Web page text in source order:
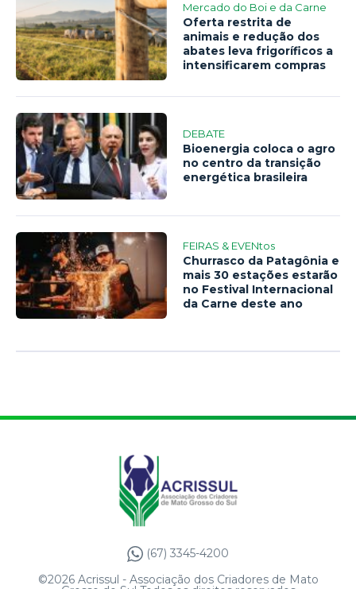
Mercado do Boi e da Carne
Oferta restrita de
animais e redução dos
abates leva frigoríficos a
intensificarem compras
DEBATE
Bioenergia coloca o agro
no centro da transição
energética brasileira
FEIRAS & EVENtos
Churrasco da Patagônia e
mais 30 estações estarão
no Festival Internacional
da Carne deste ano
(67) 3345-4200
©2026 Acrissul - Associação dos Criadores de Mato